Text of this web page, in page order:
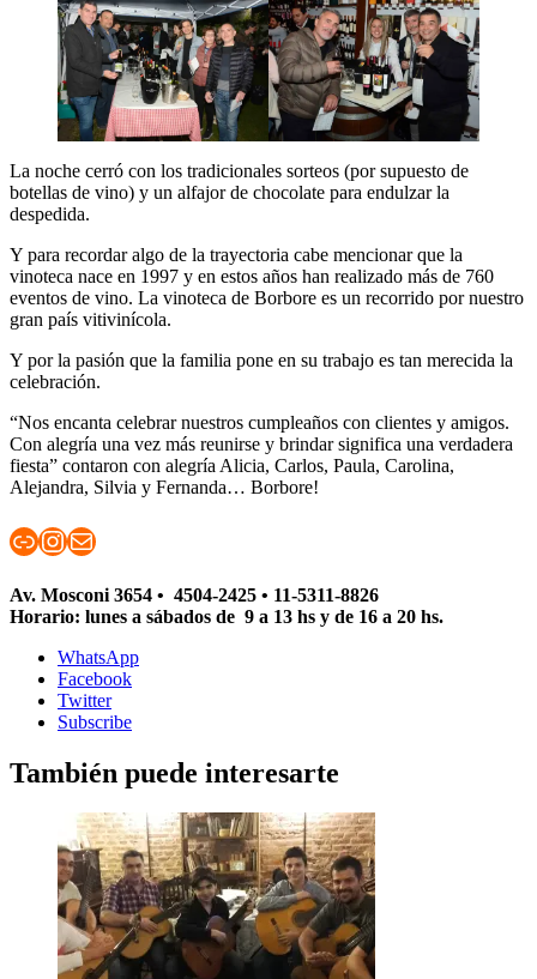
La noche cerró con los tradicionales sorteos (por supuesto de
botellas de vino) y un alfajor de chocolate para endulzar la
despedida.
Y para recordar algo de la trayectoria cabe mencionar que la
vinoteca nace en 1997 y en estos años han realizado más de 760
eventos de vino. La vinoteca de Borbore es un recorrido por nuestro
gran país vitivinícola.
Y por la pasión que la familia pone en su trabajo es tan merecida la
celebración.
“Nos encanta celebrar nuestros cumpleaños con clientes y amigos.
Con alegría una vez más reunirse y brindar significa una verdadera
fiesta” contaron con alegría Alicia, Carlos, Paula, Carolina,
Alejandra, Silvia y Fernanda… Borbore!
Enlace
Instagram
Correo electrónico
Av. Mosconi 3654 • 4504-2425 • 11-5311-8826
Horario: lunes a sábados de 9 a 13 hs y de 16 a 20 hs.
WhatsApp
Facebook
Twitter
Subscribe
También puede interesarte